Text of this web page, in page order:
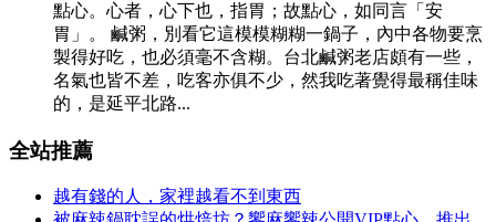
點心。心者，心下也，指胃；故點心，如同言「安
胃」。 鹹粥，別看它這模模糊糊一鍋子，內中各物要烹
製得好吃，也必須毫不含糊。台北鹹粥老店頗有一些，
名氣也皆不差，吃客亦俱不少，然我吃著覺得最稱佳味
的，是延平北路...
全站推薦
越有錢的人，家裡越看不到東西